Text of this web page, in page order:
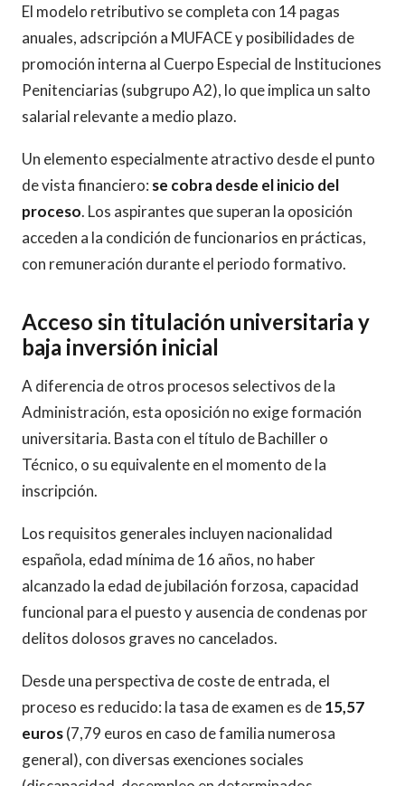
El modelo retributivo se completa con 14 pagas
anuales, adscripción a MUFACE y posibilidades de
promoción interna al Cuerpo Especial de Instituciones
Penitenciarias (subgrupo A2), lo que implica un salto
salarial relevante a medio plazo.
Un elemento especialmente atractivo desde el punto
de vista financiero: se cobra desde el inicio del
proceso. Los aspirantes que superan la oposición
acceden a la condición de funcionarios en prácticas,
con remuneración durante el periodo formativo.
Acceso sin titulación universitaria y
baja inversión inicial
A diferencia de otros procesos selectivos de la
Administración, esta oposición no exige formación
universitaria. Basta con el título de Bachiller o
Técnico, o su equivalente en el momento de la
inscripción.
Los requisitos generales incluyen nacionalidad
española, edad mínima de 16 años, no haber
alcanzado la edad de jubilación forzosa, capacidad
funcional para el puesto y ausencia de condenas por
delitos dolosos graves no cancelados.
Desde una perspectiva de coste de entrada, el
proceso es reducido: la tasa de examen es de15,57
euros(7,79 euros en caso de familia numerosa
general), con diversas exenciones sociales